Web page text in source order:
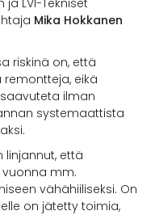
ja LVI-Tekniset
Mika Hokkanen
riskinä on, että
eikä
ilman
systemaattista
linjannut, että
mm.
vähähiiliseksi. On
on jätetty toimia,